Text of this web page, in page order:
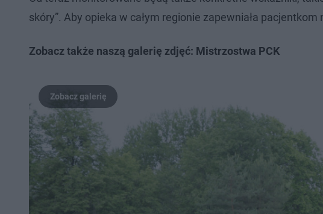
skóry”. Aby opieka w całym regionie zapewniała
Zobacz także naszą galerię zdjęć: Mistrzostwa PCK